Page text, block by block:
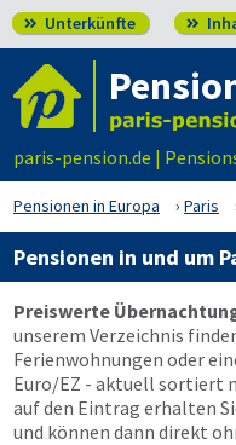
 Unterkünfte 
paris-pension.de |
Pensionen in Europa Paris
Pensionen in und um
Preiswerte
unserem Verzeichnis
Ferienwohnungen oder
Euro/EZ - aktuell sortiert
auf den Eintrag erhalten
und können dann direkt